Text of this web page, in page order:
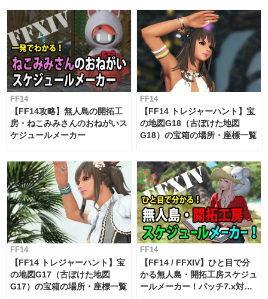
FF14
【FF14攻略】無人島の開拓工
房・ねこみみさんのおねがいス
ケジュールメーカー
FF14
【FF14 トレジャーハント】宝
の地図G18（古ぼけた地図
G18）の宝箱の場所・座標一覧
FF14
【FF14 トレジャーハント】宝
の地図G17（古ぼけた地図
G17）の宝箱の場所・座標一覧
FF14
【FF14 / FFXIV】ひと目で分
かる無人島・開拓工房スケジュ
ールメーカー！パッチ7.x対応